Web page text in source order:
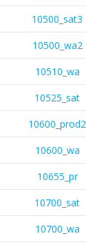
10500_sat3
10500_wa2
10510_wa
10525_sat
10600_prod2
10600_wa
10655_pr
10700_sat
10700_wa